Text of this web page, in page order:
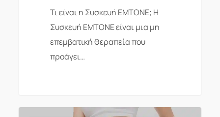
Τι είναι η Συσκευή EMTONE; Η
Συσκευή EMTONE είναι μια μη
επεμβατική θεραπεία που
προάγει…